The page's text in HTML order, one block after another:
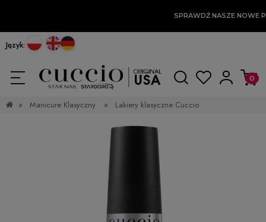
SPRAWDŹ NASZE NOWE
Język:
» Manicure Klasyczny » Lakiery klasyczne Cuccio